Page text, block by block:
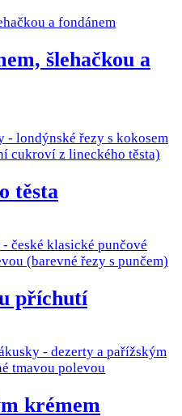
šlehačkou a
těsta
příchutí
krémem